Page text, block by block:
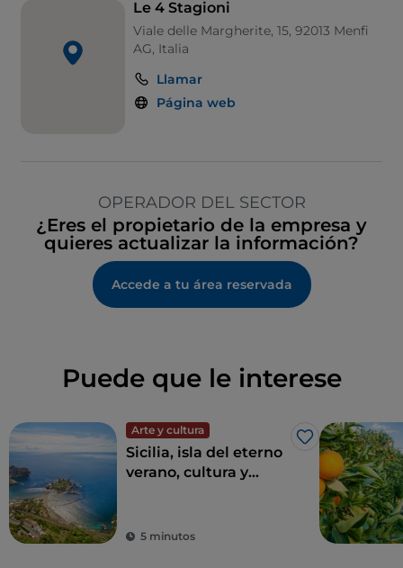
Le 4 Stagioni
Viale delle Margherite, 15, 92013 Menfi
AG, Italia
Llamar
Página web
OPERADOR DEL SECTOR
¿Eres el propietario de la empresa y
quieres actualizar la información?
Accede a tu área reservada
Puede que le interese
Arte y cultura
Me gusta
Sicilia, isla del eterno
verano, cultura y
5 minutos